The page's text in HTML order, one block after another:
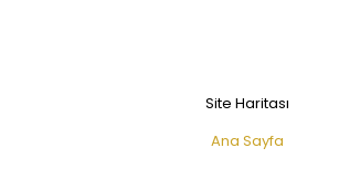
Site Haritası
Ana Sayfa